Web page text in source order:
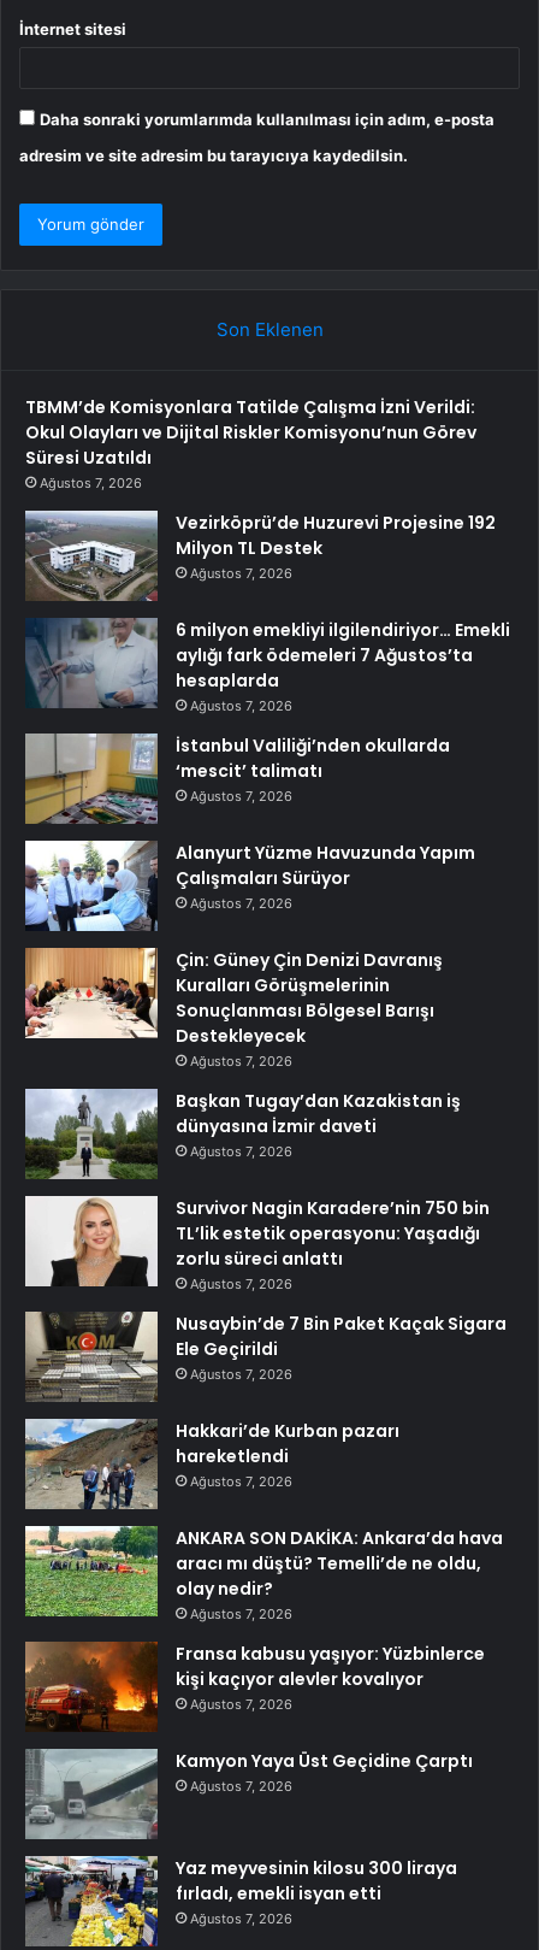
İnternet sitesi
Daha sonraki yorumlarımda kullanılması için adım, e-posta
adresim ve site adresim bu tarayıcıya kaydedilsin.
Son Eklenen
TBMM’de Komisyonlara Tatilde Çalışma İzni Verildi:
Okul Olayları ve Dijital Riskler Komisyonu’nun Görev
Süresi Uzatıldı
Ağustos 7, 2026
Vezirköprü’de Huzurevi Projesine 192
Milyon TL Destek
Ağustos 7, 2026
6 milyon emekliyi ilgilendiriyor… Emekli
aylığı fark ödemeleri 7 Ağustos’ta
hesaplarda
Ağustos 7, 2026
İstanbul Valiliği’nden okullarda
‘mescit’ talimatı
Ağustos 7, 2026
Alanyurt Yüzme Havuzunda Yapım
Çalışmaları Sürüyor
Ağustos 7, 2026
Çin: Güney Çin Denizi Davranış
Kuralları Görüşmelerinin
Sonuçlanması Bölgesel Barışı
Destekleyecek
Ağustos 7, 2026
Başkan Tugay’dan Kazakistan iş
dünyasına İzmir daveti
Ağustos 7, 2026
Survivor Nagin Karadere’nin 750 bin
TL’lik estetik operasyonu: Yaşadığı
zorlu süreci anlattı
Ağustos 7, 2026
Nusaybin’de 7 Bin Paket Kaçak Sigara
Ele Geçirildi
Ağustos 7, 2026
Hakkari’de Kurban pazarı
hareketlendi
Ağustos 7, 2026
ANKARA SON DAKİKA: Ankara’da hava
aracı mı düştü? Temelli’de ne oldu,
olay nedir?
Ağustos 7, 2026
Fransa kabusu yaşıyor: Yüzbinlerce
kişi kaçıyor alevler kovalıyor
Ağustos 7, 2026
Kamyon Yaya Üst Geçidine Çarptı
Ağustos 7, 2026
Yaz meyvesinin kilosu 300 liraya
fırladı, emekli isyan etti
Ağustos 7, 2026